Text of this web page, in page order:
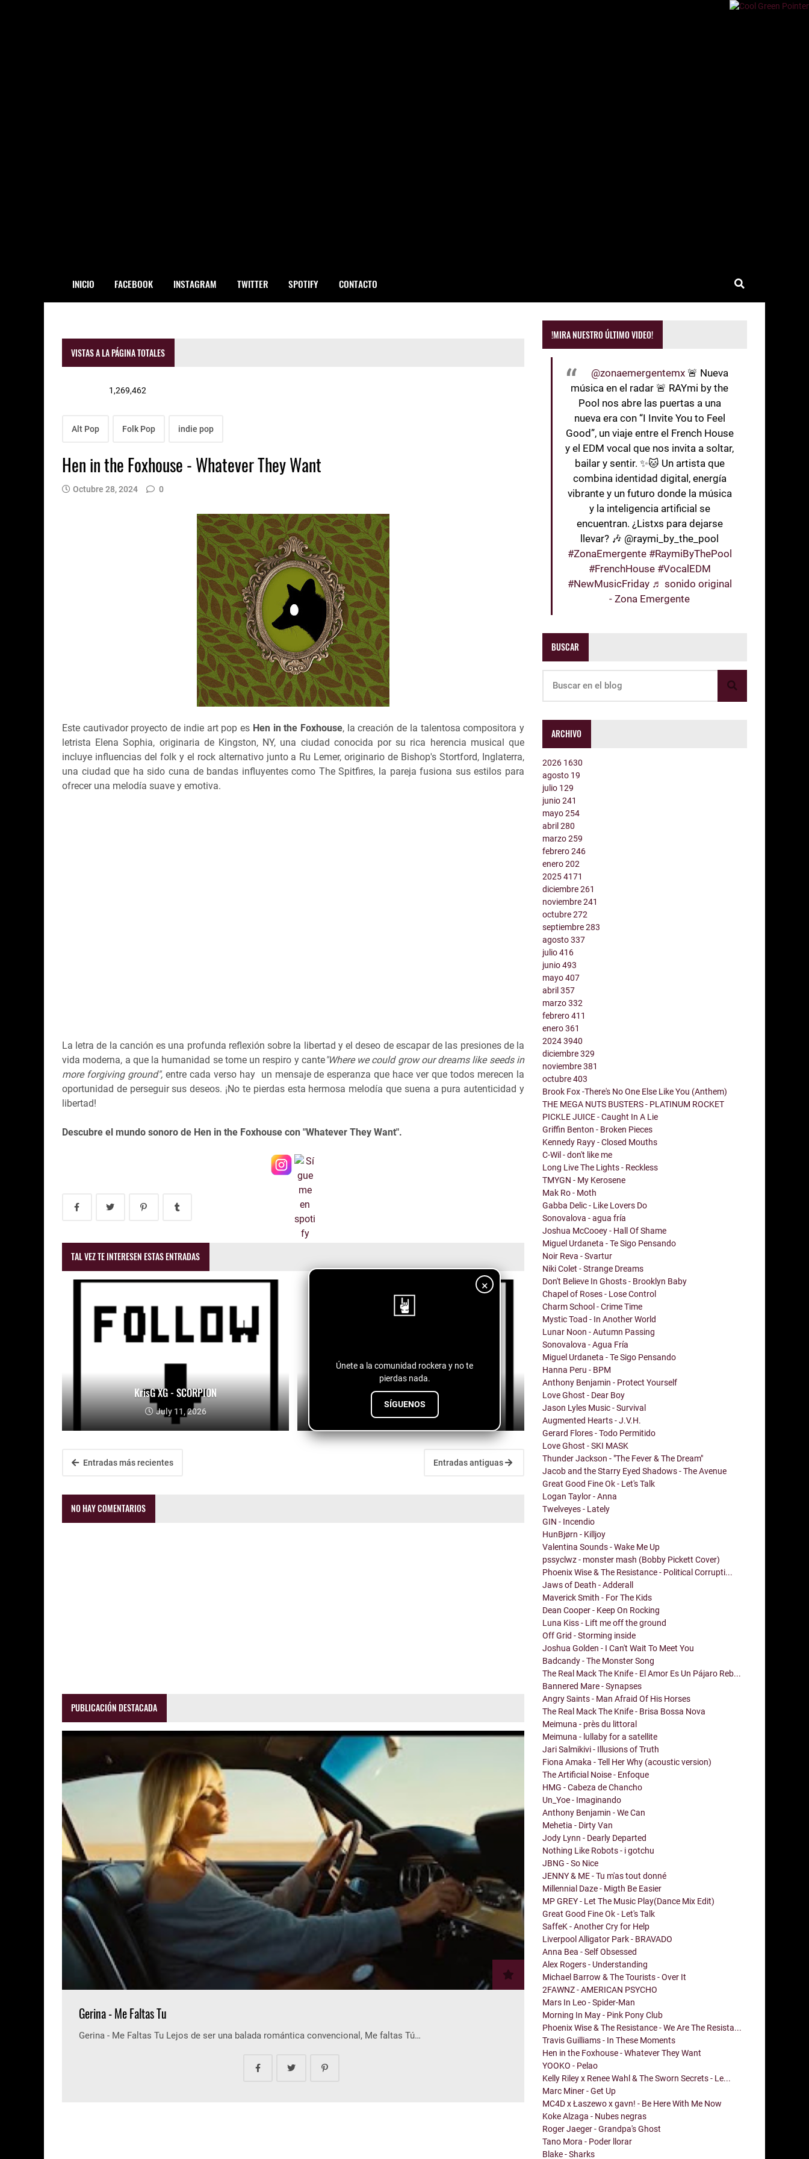
INICIO FACEBOOK INSTAGRAM TWITTER SPOTIFY CONTACTO
×
Únete a la comunidad rockera y no te
pierdas nada.
SÍGUENOS
VISTAS A LA PÁGINA TOTALES
1,269,462
Alt Pop Folk Pop indie pop
Hen in the Foxhouse - Whatever They Want
Octubre 28, 2024 0
Este cautivador proyecto de indie art pop es Hen in the Foxhouse, la creación de la talentosa compositora y
letrista Elena Sophia, originaria de Kingston, NY, una ciudad conocida por su rica herencia musical que
incluye influencias del folk y el rock alternativo junto a Ru Lemer, originario de Bishop's Stortford, Inglaterra,
una ciudad que ha sido cuna de bandas influyentes como The Spitfires, la pareja fusiona sus estilos para
ofrecer una melodía suave y emotiva.
La letra de la canción es una profunda reflexión sobre la libertad y el deseo de escapar de las presiones de la
vida moderna, a que la humanidad se tome un respiro y cante"Where we could grow our dreams like seeds in
more forgiving ground", entre cada verso hay un mensaje de esperanza que hace ver que todos merecen la
oportunidad de perseguir sus deseos. ¡No te pierdas esta hermosa melodía que suena a pura autenticidad y
libertad!
Descubre el mundo sonoro de Hen in the Foxhouse con "Whatever They Want".
TAL VEZ TE INTERESEN ESTAS ENTRADAS
KrisG XG - SCORPION
July 11, 2026
Logan Lynn - The Cocaine Scene
July 10, 2026
Entradas más recientes Entradas antiguas
NO HAY COMENTARIOS
PUBLICACIÓN DESTACADA
Gerina - Me Faltas Tu
Gerina - Me Faltas Tu Lejos de ser una balada romántica convencional, Me faltas Tú…
!MIRA NUESTRO ÚLTIMO VIDEO!
@zonaemergentemx 🚨 Nueva
música en el radar 🚨 RAYmi by the
Pool nos abre las puertas a una
nueva era con “I Invite You to Feel
Good”, un viaje entre el French House
y el EDM vocal que nos invita a soltar,
bailar y sentir. ✨🐱 Un artista que
combina identidad digital, energía
vibrante y un futuro donde la música
y la inteligencia artificial se
encuentran. ¿Listxs para dejarse
llevar? 🎶 @raymi_by_the_pool
#ZonaEmergente #RaymiByThePool
#FrenchHouse #VocalEDM
#NewMusicFriday ♬ sonido original
- Zona Emergente
BUSCAR
ARCHIVO
2026 1630
agosto 19
julio 129
junio241
mayo254
abril280
marzo259
febrero246
enero202
20254171
diciembre261
noviembre241
octubre272
septiembre283
agosto337
julio416
junio493
mayo407
abril357
marzo332
febrero411
enero361
20243940
diciembre329
noviembre381
octubre403
Brook Fox -There's No One Else Like You (Anthem)
THE MEGA NUTS BUSTERS - PLATINUM ROCKET
PICKLE JUICE - Caught In A Lie
Griffin Benton - Broken Pieces
Kennedy Rayy - Closed Mouths
C-Wil - don't like me
Long Live The Lights - Reckless
TMYGN - My Kerosene
Mak Ro - Moth
Gabba Delic - Like Lovers Do
Sonovalova - agua fría
Joshua McCooey - Hall Of Shame
Miguel Urdaneta - Te Sigo Pensando
Noir Reva - Svartur
Niki Colet - Strange Dreams
Don't Believe In Ghosts - Brooklyn Baby
Chapel of Roses - Lose Control
Charm School - Crime Time
Mystic Toad - In Another World
Lunar Noon - Autumn Passing
Sonovalova - Agua Fría
Miguel Urdaneta - Te Sigo Pensando
Hanna Peru - BPM
Anthony Benjamin - Protect Yourself
Love Ghost - Dear Boy
Jason Lyles Music - Survival
Augmented Hearts - J.V.H.
Gerard Flores - Todo Permitido
Love Ghost - SKI MASK
Thunder Jackson - "The Fever & The Dream"
Jacob and the Starry Eyed Shadows - The Avenue
Great Good Fine Ok - Let's Talk
Logan Taylor - Anna
Twelveyes - Lately
GIN - Incendio
HunBjørn - Killjoy
Valentina Sounds - Wake Me Up
pssyclwz - monster mash (Bobby Pickett Cover)
Phoenix Wise & The Resistance - Political Corrupti...
Jaws of Death - Adderall
Maverick Smith - For The Kids
Dean Cooper - Keep On Rocking
Luna Kiss - Lift me off the ground
Off Grid - Storming inside
Joshua Golden - I Can't Wait To Meet You
Badcandy - The Monster Song
The Real Mack The Knife - El Amor Es Un Pájaro Reb...
Bannered Mare - Synapses
Angry Saints - Man Afraid Of His Horses
The Real Mack The Knife - Brisa Bossa Nova
Meimuna - près du littoral
Meimuna - lullaby for a satellite
Jari Salmikivi - Illusions of Truth
Fiona Amaka - Tell Her Why (acoustic version)
The Artificial Noise - Enfoque
HMG - Cabeza de Chancho
Un_Yoe - Imaginando
Anthony Benjamin - We Can
Mehetia - Dirty Van
Jody Lynn - Dearly Departed
Nothing Like Robots - i gotchu
JBNG - So Nice
JENNY & ME - Tu m'as tout donné
Millennial Daze - Migth Be Easier
MP GREY - Let The Music Play(Dance Mix Edit)
Great Good Fine Ok - Let's Talk
SaffeK - Another Cry for Help
Liverpool Alligator Park - BRAVADO
Anna Bea - Self Obsessed
Alex Rogers - Understanding
Michael Barrow & The Tourists - Over It
2FAWNZ - AMERICAN PSYCHO
Mars In Leo - Spider-Man
Morning In May - Pink Pony Club
Phoenix Wise & The Resistance - We Are The Resista...
Travis Guilliams - In These Moments
Hen in the Foxhouse - Whatever They Want
YOOKO - Pelao
Kelly Riley x Renee Wahl & The Sworn Secrets - Le...
Marc Miner - Get Up
MC4D x Łaszewo x gavn! - Be Here With Me Now
Koke Alzaga - Nubes negras
Roger Jaeger - Grandpa's Ghost
Tano Mora - Poder llorar
Blake - Sharks